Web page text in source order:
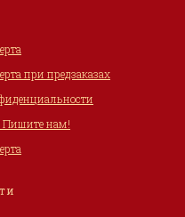
при предзаказах
нам!